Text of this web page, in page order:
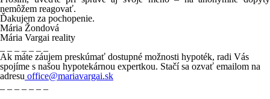
nemôžem reagovať.
Ďakujem za pochopenie.
Mária Žondová
Mária Vargai reality
Ak máte záujem preskúmať dostupné možnosti hypoték, radi Vás
spojíme s našou hypotekárnou expertkou. Stačí sa ozvať emailom na
adresu office@mariavargai.sk